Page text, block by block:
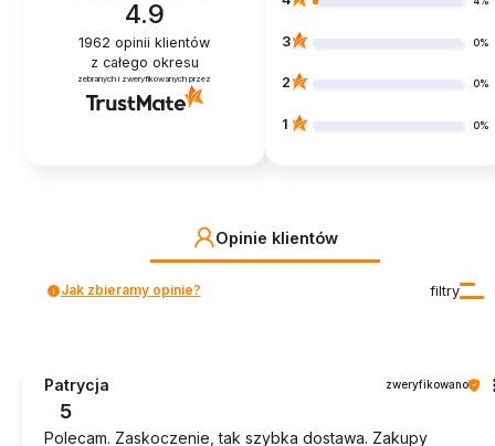
4.9
1962 opinii klientów
z całego okresu
zebranych i zweryfikowanych przez
3 0%
2 0%
1 0%
Opinie klientów
filtry
Jak zbieramy opinie?
Patrycja zweryfikowano
5
Polecam. Zaskoczenie, tak szybka dostawa. Zakupy